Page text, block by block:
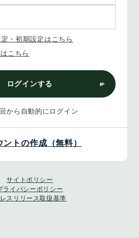
・初期設定はこちら
こちら
ログインする
から自動的にログイン
ントの作成（無料）
サイトポリシー
ライバシーポリシー
スリリース取扱基準